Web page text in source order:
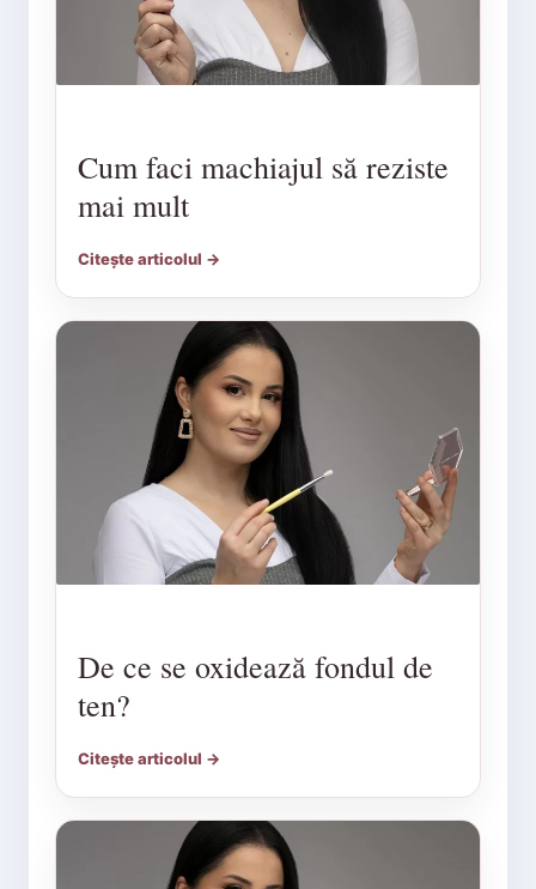
Cum faci machiajul să reziste
mai mult
Citește articolul →
De ce se oxidează fondul de
ten?
Citește articolul →